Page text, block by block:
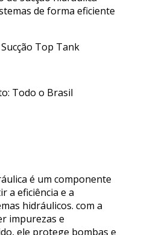
de forma eficiente
Todo o Brasil
é um componente
a eficiência e a
hidráulicos. com a
impurezas e
ele protege bombas e